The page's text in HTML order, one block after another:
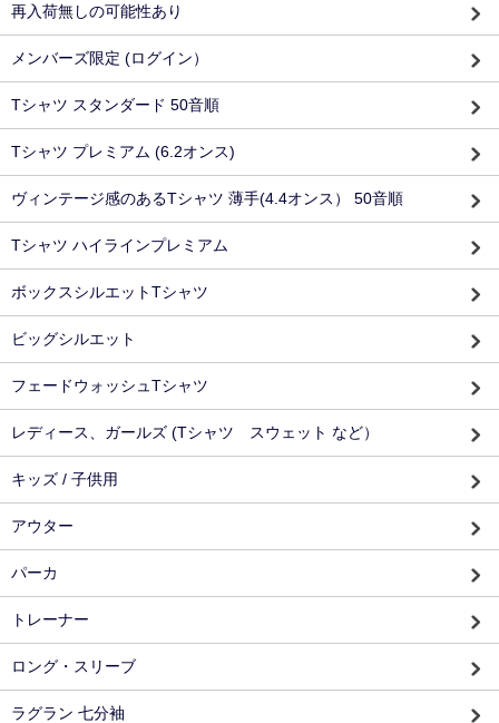
再入荷無しの可能性あり
メンバーズ限定 (ログイン）
Tシャツ スタンダード 50音順
Tシャツ プレミアム (6.2オンス)
ヴィンテージ感のあるTシャツ 薄手(4.4オンス） 50音順
Tシャツ ハイラインプレミアム
ボックスシルエットTシャツ
ビッグシルエット
フェードウォッシュTシャツ
レディース、ガールズ (Tシャツ スウェット など）
キッズ / 子供用
アウター
パーカ
トレーナー
ロング・スリーブ
ラグラン 七分袖